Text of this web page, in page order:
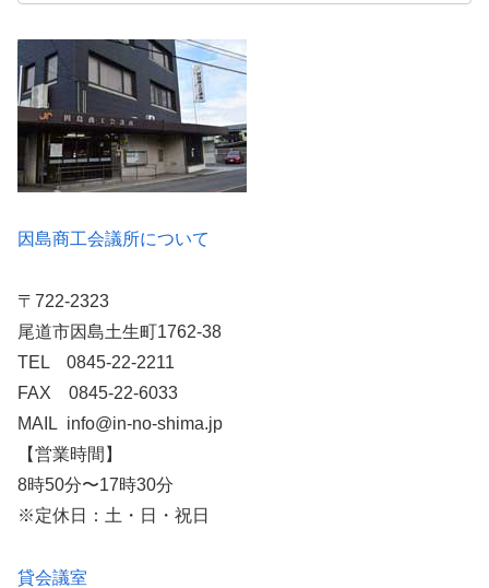
因島商工会議所について
〒722-2323
尾道市因島土生町1762-38
TEL 0845-22-2211
FAX 0845-22-6033
MAIL info@in-no-shima.jp
【営業時間】
8時50分〜17時30分
※定休日：土・日・祝日
貸会議室